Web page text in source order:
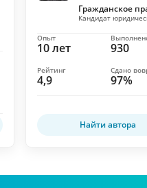
Гражданское
Кандидат
10 лет
Опыт
930
4,9
Рейтинг
97%
Сдано
Найти автора